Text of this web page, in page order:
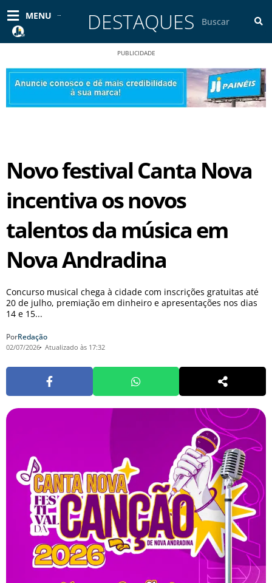
para
conteúdo
MENU DESTAQUES
PUBLICIDADE
Novo festival Canta Nova
incentiva os novos
talentos da música em
Nova Andradina
Concurso musical chega à cidade com inscrições gratuitas até
20 de julho, premiação em dinheiro e apresentações nos dias
14 e 15...
PorRedação
02/07/2026 Atualizado às 17:32